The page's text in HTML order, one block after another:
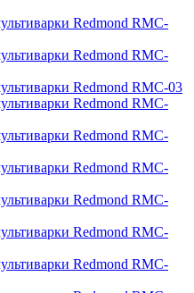
Redmond RMC-
Redmond RMC-
Redmond RMC-03
Redmond RMC-
Redmond RMC-
Redmond RMC-
Redmond RMC-
Redmond RMC-
Redmond RMC-